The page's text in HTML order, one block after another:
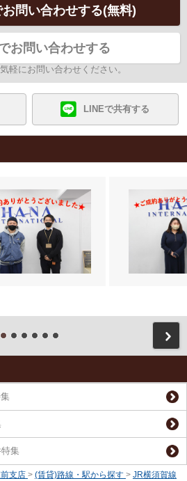
問い合わせする(無料)
お問い合わせする
軽にお問い合わせください。
LINEで共有する
集
支店 > (賃貸)路線・駅から探す > JR横須賀線